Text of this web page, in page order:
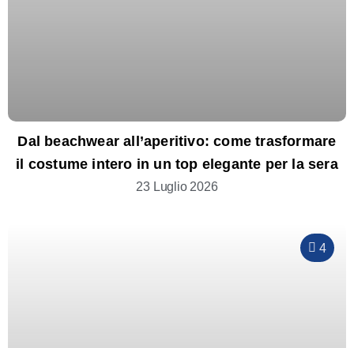
Dal beachwear all’aperitivo: come trasformare
il costume intero in un top elegante per la sera
23 Luglio 2026
4